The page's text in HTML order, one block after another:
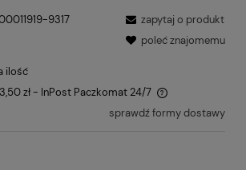
9317
zapytaj o produkt
poleć znajomemu
ilość
zł - InPost Paczkomat 24/7
sprawdź formy dostawy